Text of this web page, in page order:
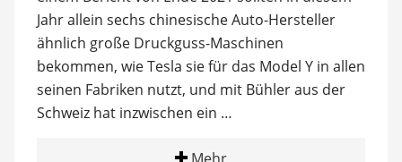
Jahr allein sechs chinesische Auto-Hersteller
ähnlich große Druckguss-Maschinen
bekommen, wie Tesla sie für das Model Y in allen
seinen Fabriken nutzt, und mit Bühler aus der
Schweiz hat inzwischen ein …